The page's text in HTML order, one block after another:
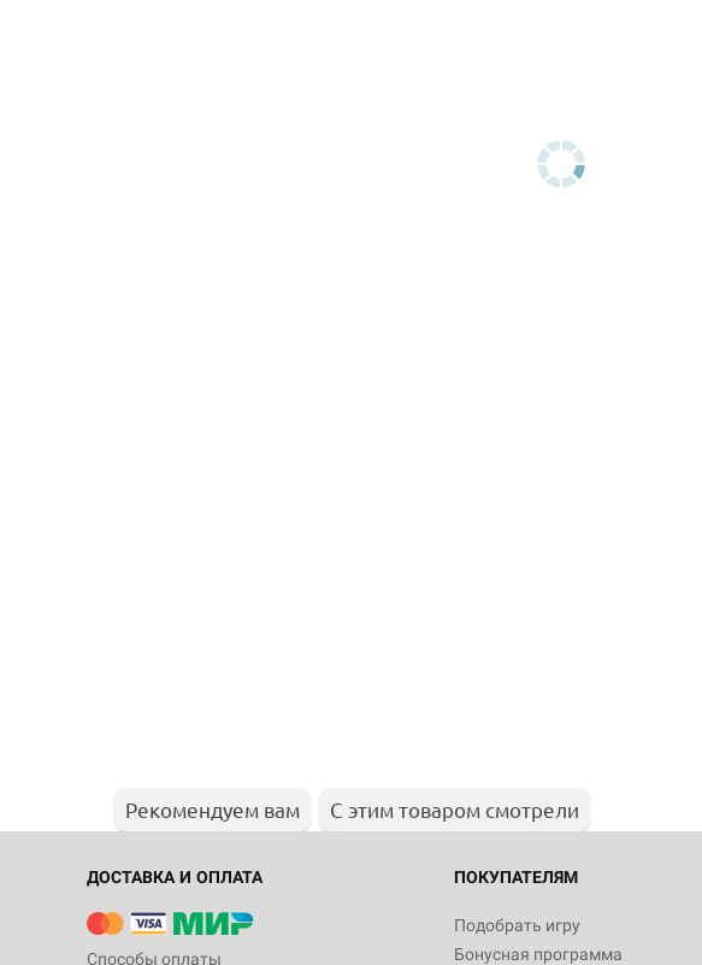
Рекомендуем вам С этим товаром смотрели
ДОСТАВКА И ОПЛАТА
Способы оплаты
ПОКУПАТЕЛЯМ
Подобрать игру
Бонусная программа